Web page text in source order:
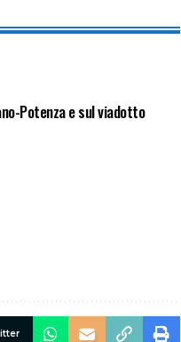
Potenza e sul viadotto